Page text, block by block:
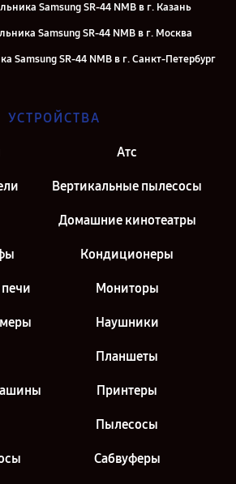
Samsung SR-44 NMB в г. Казань
Samsung SR-44 NMB в г. Москва
Samsung SR-44 NMB в г. Санкт-Петербург
УСТРОЙСТВА
Атс
Вертикальные пылесосы
Домашние кинотеатры
Кондиционеры
Мониторы
Наушники
Планшеты
Принтеры
Пылесосы
Сабвуферы